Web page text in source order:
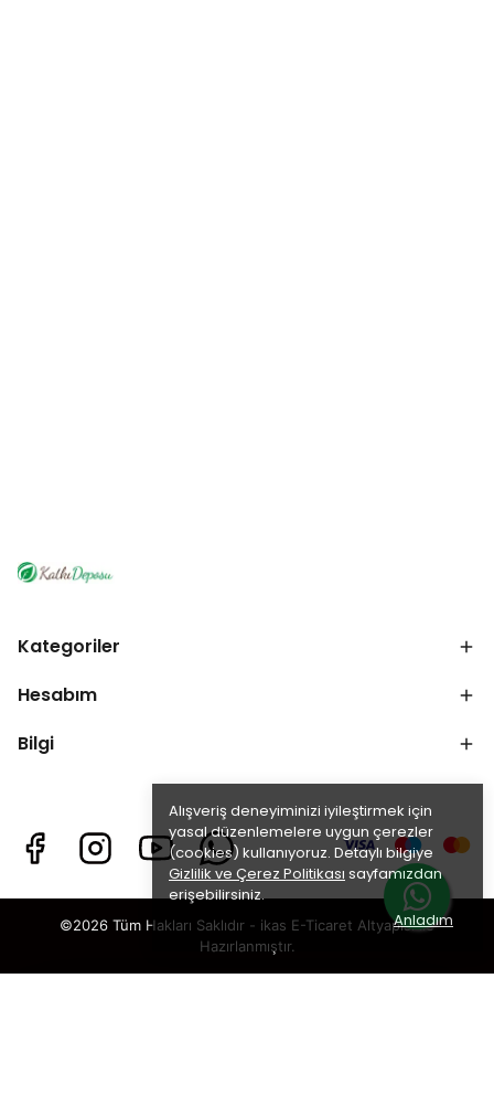
Alışveriş deneyiminizi iyileştirmek için
yasal düzenlemelere uygun çerezler
(cookies) kullanıyoruz. Detaylı bilgiye
Gizlilik ve Çerez Politikası sayfamızdan
erişebilirsiniz.
Anladım
Kategoriler
Hesabım
Bilgi
©2026 Tüm Hakları Saklıdır - ikas E-Ticaret Altyapısı ile
Hazırlanmıştır.